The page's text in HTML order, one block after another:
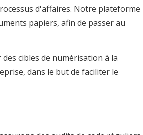
d'affaires. Notre plateforme
papiers, afin de passer au
cibles de numérisation à la
dans le but de faciliter le